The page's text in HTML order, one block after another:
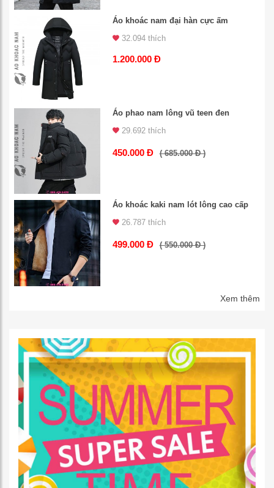
Áo khoác nam đại hàn cực ấm
32.094 thích
1.200.000 Đ
Áo phao nam lông vũ teen đen
29.692 thích
450.000 Đ ( 685.000 Đ )
Áo khoác kaki nam lót lông cao cấp
26.787 thích
499.000 Đ ( 550.000 Đ )
Xem thêm